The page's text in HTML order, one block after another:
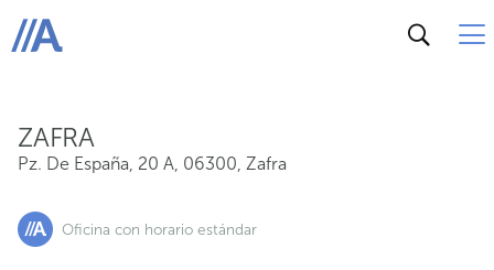
ABANCA
ZAFRA
Pz. De España, 20 A, 06300, Zafra
Oficina con horario estándar
Pz. De España, 20 A, 06300, Zafra